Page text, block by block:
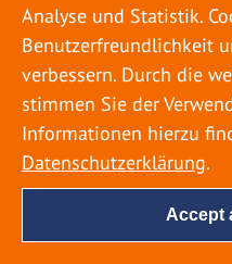
URLAUB RICHTIG
Accept
Analyse und Statistik.
Benutzerfreundlichkeit
verbessern. Durch die
stimmen Sie der
Informationen hierzu
Datenschutzerklärung.